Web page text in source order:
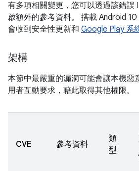
有多項相關變更，您可以透過該錯誤
啟額外的參考資料。 搭載 Android
會收到安全性更新和 Google Play 系
架構
本節中最嚴重的漏洞可能會讓本機惡
用者互動要求，藉此取得其他權限。
CVE 參考資料
類
型